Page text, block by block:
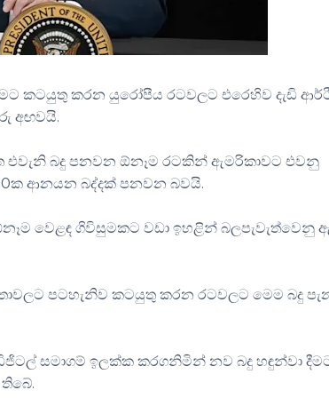
කටයුතු කරන යුරෝපීය රටවලට එරෙහිව දැඩි
අඟවයි.
එවැනි බදු පනවන ඕනෑම රටකින් ඇමරිකාවට එවනු
ආනයන බද්දක් පනවන බවයි.
වෙළඳ ගිවිසුමකට වඩා ඉහළින් බලපැවැත්වෙනු
පටහැනිව කටයුතු කරන රටවලට මෙම බදු
සමාගම් ඉලක්ක කරගනිමින් නව බදු හඳුන්වා